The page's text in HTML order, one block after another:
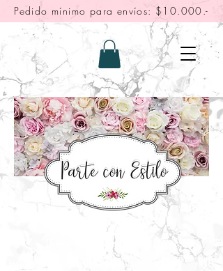
Pedido mínimo para envíos: $10.000.-
"Fotos solo referenciales, leer
descripción"
"Fotos solo referenciales, no se
incluyen los adicionales"